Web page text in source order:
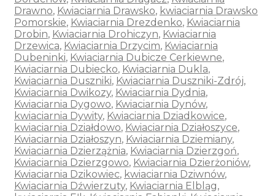
Drawno, Kwiaciarnia Drawsko, kwiaciarnia Drawsko
Pomorskie, Kwiaciarnia Drezdenko, Kwiaciarnia
Drobin, Kwiaciarnia Drohiczyn, Kwiaciarnia
Drzewica, Kwiaciarnia Drzycim, Kwiaciarnia
Dubeninki, Kwiaciarnia Dubicze Cerkiewne,
Kwiaciarnia Dubiecko, Kwiaciarnia Dukla,
Kwiaciarnia Duszniki, Kwiaciarnia Duszniki-Zdrój,
Kwiaciarnia Dwikozy, Kwiaciarnia Dydnia,
Kwiaciarnia Dygowo, Kwiaciarnia Dynów,
kwiaciarnia Dywity, Kwiaciarnia Dziadkowice,
kwiaciarnia Działdowo, Kwiaciarnia Działoszyce,
Kwiaciarnia Działoszyn, Kwiaciarnia Dziemiany,
Kwiaciarnia Dzierzążnia, Kwiaciarnia Dzierzgoń,
Kwiaciarnia Dzierzgowo, Kwiaciarnia Dzierżoniów,
Kwiaciarnia Dzikowiec, kwiaciarnia Dziwnów,
Kwiaciarnia Dźwierzuty, Kwiaciarnia Elbląg,